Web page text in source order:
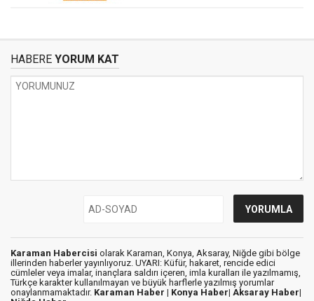
HABERE YORUM KAT
Karaman Habercisi olarak Karaman, Konya, Aksaray, Niğde gibi bölge
illerinden haberler yayınlıyoruz. UYARI: Küfür, hakaret, rencide edici
cümleler veya imalar, inançlara saldırı içeren, imla kuralları ile yazılmamış,
Türkçe karakter kullanılmayan ve büyük harflerle yazılmış yorumlar
onaylanmamaktadır. Karaman Haber | Konya Haber| Aksaray Haber|